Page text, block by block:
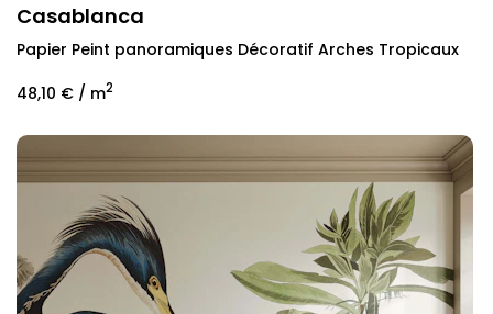
Casablanca
Papier Peint panoramiques Décoratif Arches Tropicaux
48,10 € / m2